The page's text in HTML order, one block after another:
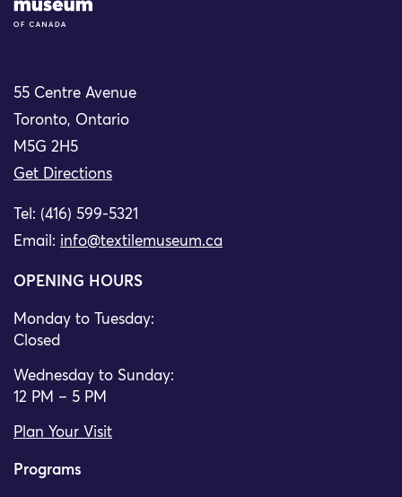
55 Centre Avenue
Toronto, Ontario
M5G 2H5
Get Directions
Tel: (416) 599-5321
Email: info@textilemuseum.ca
OPENING HOURS
Monday to Tuesday:
Closed
Wednesday to Sunday:
12 PM – 5 PM
Plan Your Visit
Programs